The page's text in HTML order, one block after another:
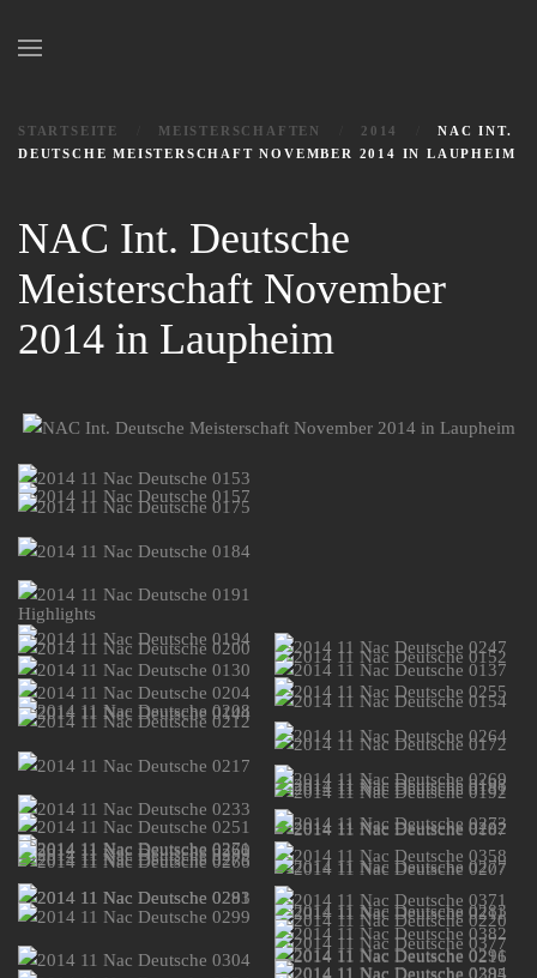
STARTSEITE MEISTERSCHAFTEN 2014
NAC INT.
DEUTSCHE MEISTERSCHAFT NOVEMBER 2014 IN LAUPHEIM
NAC Int. Deutsche
Meisterschaft November
2014 in Laupheim
Highlights